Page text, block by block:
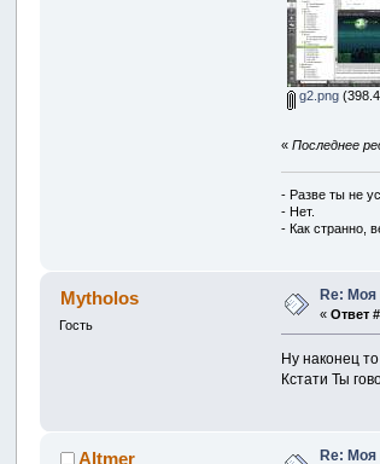
g2.png
«Последнее
- Разве ты не
- Нет.
- Как странно,
Mytholos
Гость
Re: Моя
«Ответ
Ну наконец
Кстати Ты
Altmer Re: Моя